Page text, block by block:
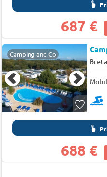
687 €
Camping and Co
688 €